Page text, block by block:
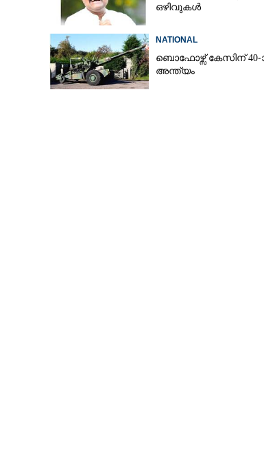
ഒഴിവുകൾ
NATIONAL
ബൊഫോഴ്സ് കേസിന് 40-
അന്ത്യം